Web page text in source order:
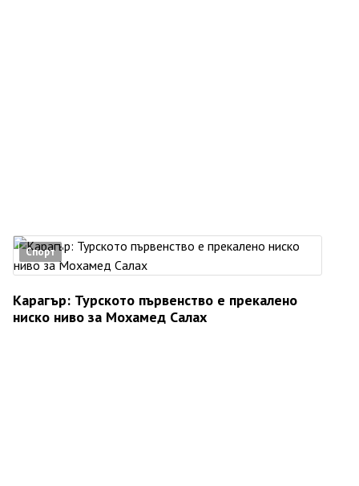
Спорт
Карагър: Турското първенство е прекалено
ниско ниво за Мохамед Салах